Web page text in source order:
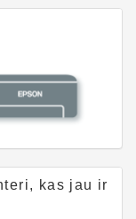
kas jau ir